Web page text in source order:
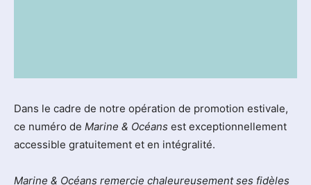
Dans le cadre de notre opération de promotion estivale,
ce numéro de Marine & Océans est exceptionnellement
accessible gratuitement et en intégralité.
Marine & Océans remercie chaleureusement ses fidèles